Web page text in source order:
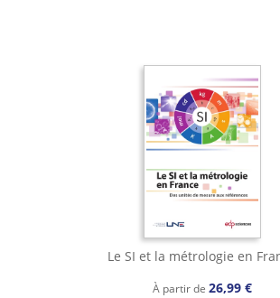
Le SI et la métrologie en
À partir de 26,99 €